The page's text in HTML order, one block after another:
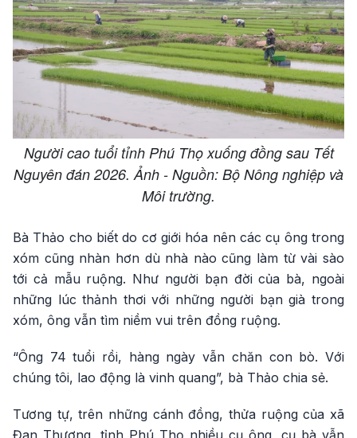
Người cao tuổi tỉnh Phú Thọ xuống đồng sau Tết
Nguyên đán 2026. Ảnh - Nguồn: Bộ Nông nghiệp và
Môi trường.
Bà Thảo cho biết do cơ giới hóa nên các cụ ông trong
xóm cũng nhàn hơn dù nhà nào cũng làm từ vài sào
tới cả mẫu ruộng. Như người bạn đời của bà, ngoài
những lúc thảnh thơi với những người bạn già trong
xóm, ông vẫn tìm niềm vui trên đồng ruộng.
“Ông 74 tuổi rồi, hàng ngày vẫn chăn con bò. Với
chúng tôi, lao động là vinh quang”, bà Thảo chia sẻ.
Tương tự, trên những cánh đồng, thửa ruộng của xã